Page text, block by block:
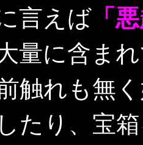
言えば 「
量に含ま
触れも無
たり、宝